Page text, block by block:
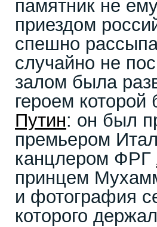
памятник не
приездом
спешно
случайно не
залом была
героем
Путин: он был
премьером
канцлером ФРГ
принцем
и фотография
которого